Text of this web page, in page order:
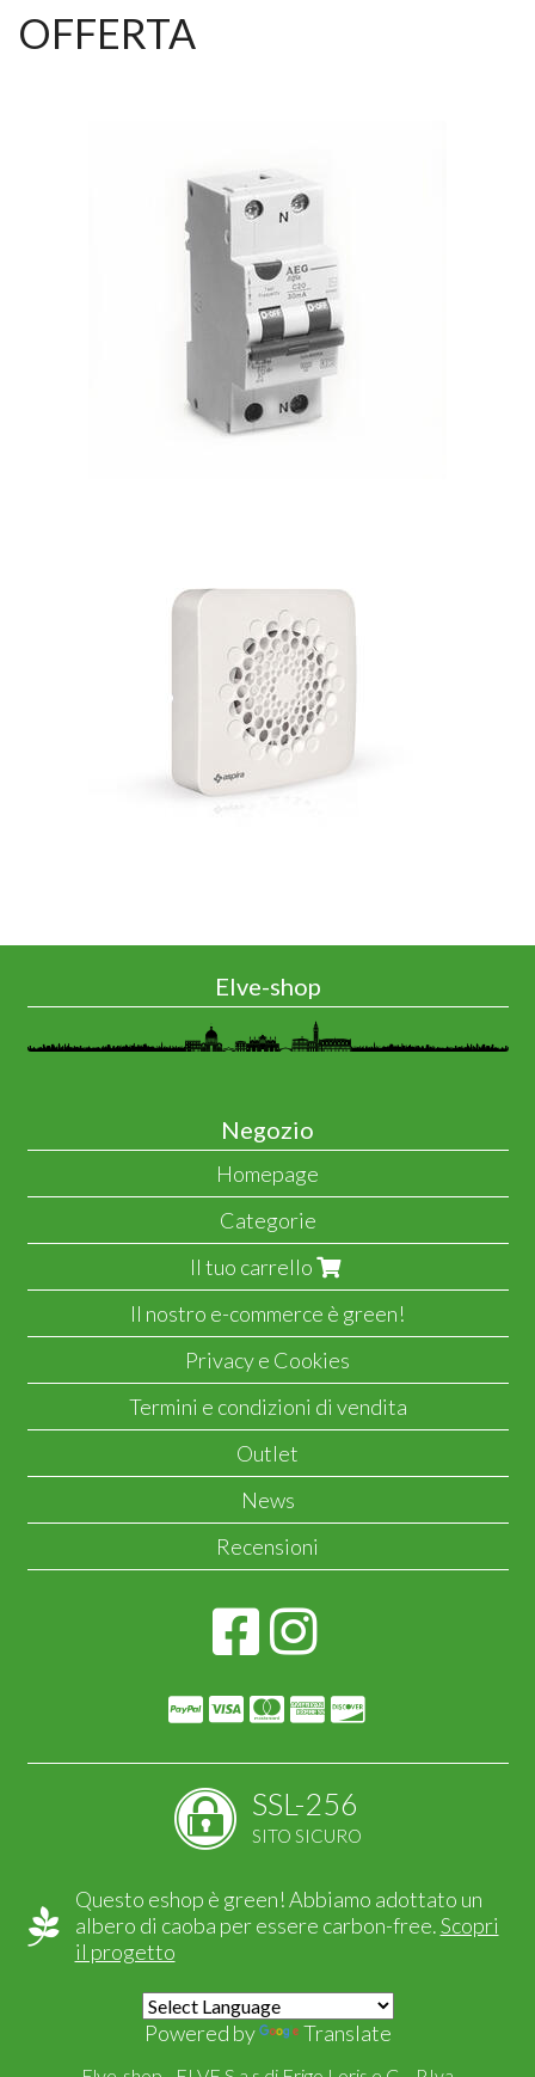
OFFERTA
Elve-shop
Negozio
Homepage
Categorie
Il tuo carrello
Il nostro e-commerce è green!
Privacy e Cookies
Termini e condizioni di vendita
Outlet
News
Recensioni
SSL-256
SITO SICURO
Questo eshop è green! Abbiamo adottato un
albero di caoba per essere carbon-free.Scopri
il progetto
Powered by Translate